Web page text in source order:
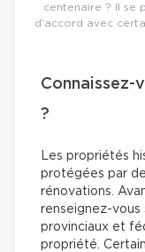
centenaire ? Il se
d’accord avec
Connaissez-
?
Les propriétés
protégées par
rénovations.
renseignez-vous
provinciaux et
propriété.